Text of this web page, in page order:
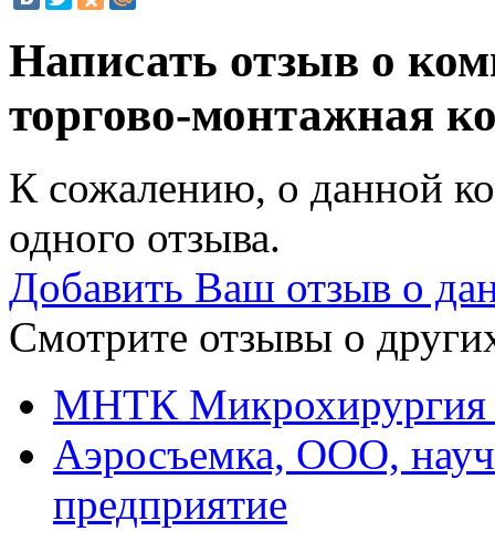
Написать отзыв о
торгово-монтажная
К сожалению, о данной
одного отзыва.
Добавить Ваш отзыв о
Смотрите отзывы о
МНТК Микрохирургия
Аэросъемка, ООО,
предприятие